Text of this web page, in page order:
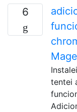
6
tentei